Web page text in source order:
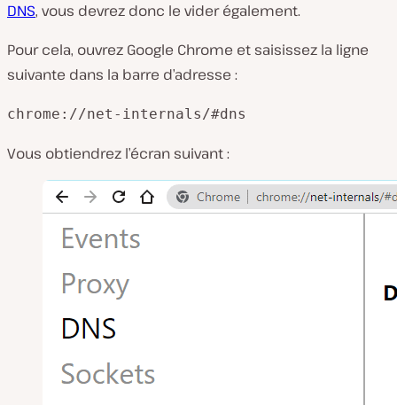
DNS, vous devrez donc le vider également.
Pour cela, ouvrez Google Chrome et saisissez la ligne
suivante dans la barre d’adresse :
chrome://net-internals/#dns
Vous obtiendrez l’écran suivant :